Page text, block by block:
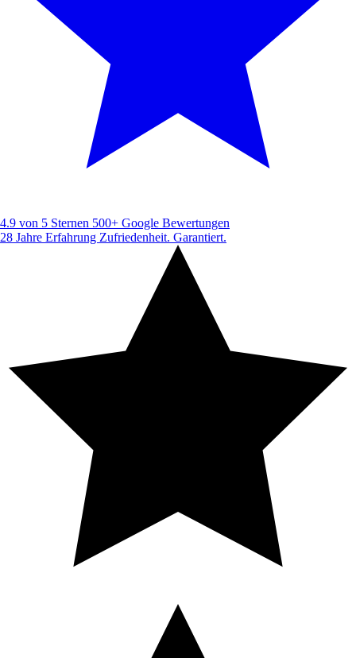
4.9 von 5 Sternen 500+ Google Bewertungen
28 Jahre Erfahrung Zufriedenheit. Garantiert.